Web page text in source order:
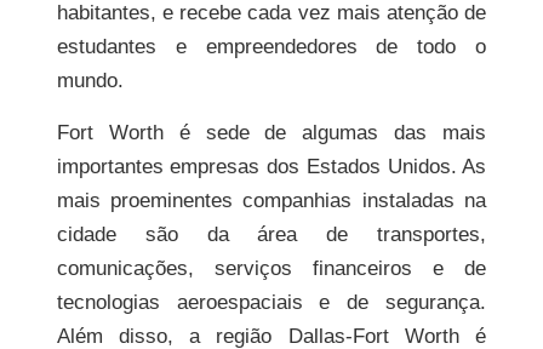
habitantes, e recebe cada vez mais atenção de
estudantes e empreendedores de todo o
mundo.
Fort Worth é sede de algumas das mais
importantes empresas dos Estados Unidos. As
mais proeminentes companhias instaladas na
cidade são da área de transportes,
comunicações, serviços financeiros e de
tecnologias aeroespaciais e de segurança.
Além disso, a região Dallas-Fort Worth é